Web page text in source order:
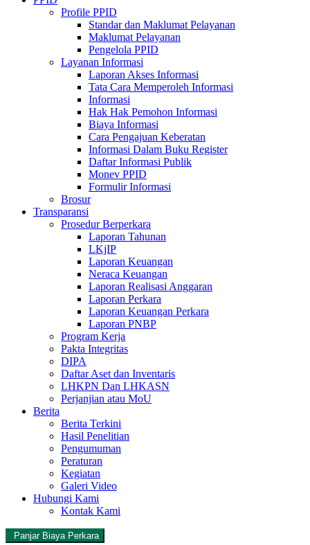
Profile PPID
Standar dan Maklumat Pelayanan
Maklumat Pelayanan
Pengelola PPID
Layanan Informasi
Laporan Akses Informasi
Tata Cara Memperoleh Informasi
Informasi
Hak Hak Pemohon Informasi
Biaya Informasi
Cara Pengajuan Keberatan
Informasi Dalam Buku Register
Daftar Informasi Publik
Monev PPID
Formulir Informasi
Brosur
Transparansi
Prosedur Berperkara
Laporan Tahunan
LKjIP
Laporan Keuangan
Neraca Keuangan
Laporan Realisasi Anggaran
Laporan Perkara
Laporan Keuangan Perkara
Laporan PNBP
Program Kerja
Pakta Integritas
DIPA
Daftar Aset dan Inventaris
LHKPN Dan LHKASN
Perjanjian atau MoU
Berita
Berita Terkini
Hasil Penelitian
Pengumuman
Peraturan
Kegiatan
Galeri Video
Hubungi Kami
Kontak Kami
Panjar Biaya Perkara